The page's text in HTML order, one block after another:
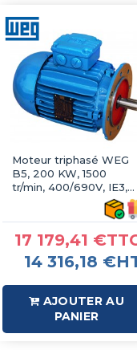
Moteur triphasé WEG
B5, 200 KW, 1500
tr/min, 400/690V, IE3,
17 179,41
14 316,18
AJOUTER AU
PANIER